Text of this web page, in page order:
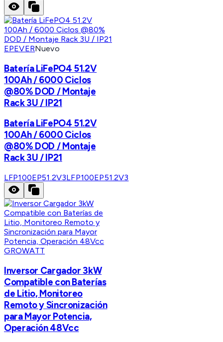
EPEVERNuevo
Batería LiFePO4 51.2V
100Ah / 6000 Ciclos
@80% DOD / Montaje
Rack 3U / IP21
Batería LiFePO4 51.2V
100Ah / 6000 Ciclos
@80% DOD / Montaje
Rack 3U / IP21
LFP100EP51.2V3LFP100EP51.2V3
GROWATT
Inversor Cargador 3kW
Compatible con Baterías
de Litio, Monitoreo
Remoto y Sincronización
para Mayor Potencia,
Operación 48Vcc